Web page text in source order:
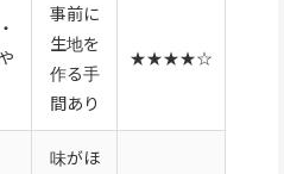
事前に
生地を
作る手
間あり
★★★★☆
味がほ